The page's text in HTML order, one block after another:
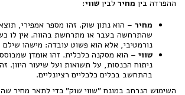
ההפרדה בין מחיר לבין שווי:
מחיר – הוא נתון שוק. זהו מספר אמפירי,
שהתרחשה בעבר או מתרחשת בהווה. אין לו
נורמטיבי, אלא הוא פשוט עובדה: מישהו שילם
שווי – הוא מסקנה כלכלית. זהו אומדן
ניתוח הכנסות, על תשואות ועל שיעור היוון.
בהתחשב בכלים כלכליים רציונליים.
השימוש הנרחב במונח "שווי שוק" כדי לתאר מחיר